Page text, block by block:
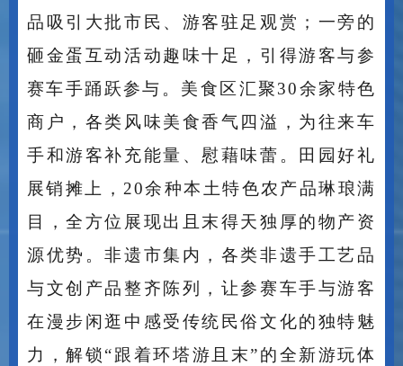
品吸引大批市民、游客驻足观赏；一旁的
砸金蛋互动活动趣味十足，引得游客与参
赛车手踊跃参与。美食区汇聚30余家特色
商户，各类风味美食香气四溢，为往来车
手和游客补充能量、慰藉味蕾。田园好礼
展销摊上，20余种本土特色农产品琳琅满
目，全方位展现出且末得天独厚的物产资
源优势。非遗市集内，各类非遗手工艺品
与文创产品整齐陈列，让参赛车手与游客
在漫步闲逛中感受传统民俗文化的独特魅
力，解锁“跟着环塔游且末”的全新游玩体